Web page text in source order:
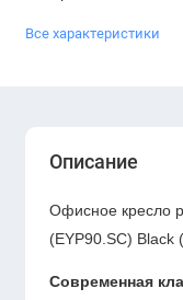
Все характеристики
Описание
Офисное кресло
(EYP90.SC) Black
Современная